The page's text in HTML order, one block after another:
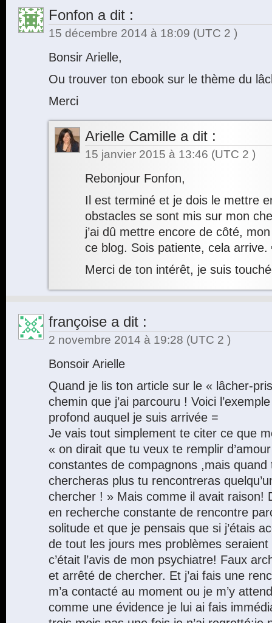
Fonfon a dit :
15 décembre 2014 à 18:09 (UTC 2 )
Bonsir Arielle,
Ou trouver ton ebook sur le thème du
Merci
Arielle Camille a dit :
15 janvier 2015 à 13:46 (UTC 2 )
Rebonjour Fonfon,
Il est terminé et je dois le mettre
obstacles se sont mis sur mon
j’ai dû mettre encore de côté,
ce blog. Sois patiente, cela arrive.
Merci de ton intérêt, je suis
françoise a dit :
2 novembre 2014 à 19:28 (UTC 2 )
Bonsoir Arielle
Quand je lis ton article sur le « lâcher-
chemin que j’ai parcouru ! Voici
profond auquel je suis arrivée =
Je vais tout simplement te citer ce que
« on dirait que tu veux te remplir
constantes de compagnons ,mais
chercheras plus tu rencontreras
chercher ! » Mais comme il avait raison!
en recherche constante de rencontre
solitude et que je pensais que si j’étais
de tout les jours mes problèmes seraient
c’était l’avis de mon psychiatre! Faux
et arrêté de chercher. Et j’ai fais une
m’a contacté au moment ou je m’y
comme une évidence je lui ai fais